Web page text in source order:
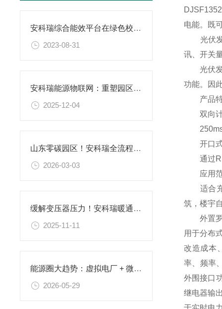
安科瑞综合能效平台在绿色校园建设中的管理效益研究
2023-08-31
安科瑞能源物联网：重塑园区收费管理模式，提升运营效益
2025-12-04
山东零碳园区！安科瑞全流程解决方案，助力拟建设园区达标创评
2026-03-03
缓解变压器压力！安科瑞暖通AI方案助研究院节电30%
2025-11-11
能源圈大趋势：虚拟电厂 + 微电网，正在成为下一个黄金赛道
2026-05-29
电能。既
光伏发
讯、开关
光伏发
功能。因
产品特
双向计
250ms
开口式
通过
应用范
适合充
筑，楼宇
外置罗
用于分布
改造成本
率、频率
外围接口
继电器输